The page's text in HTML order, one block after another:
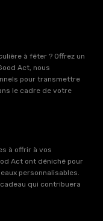
à fêter ? Offrez un
Act, nous
pour transmettre
le cadre de votre
à offrir à vos
Act ont déniché pour
personnalisables.
qui contribuera